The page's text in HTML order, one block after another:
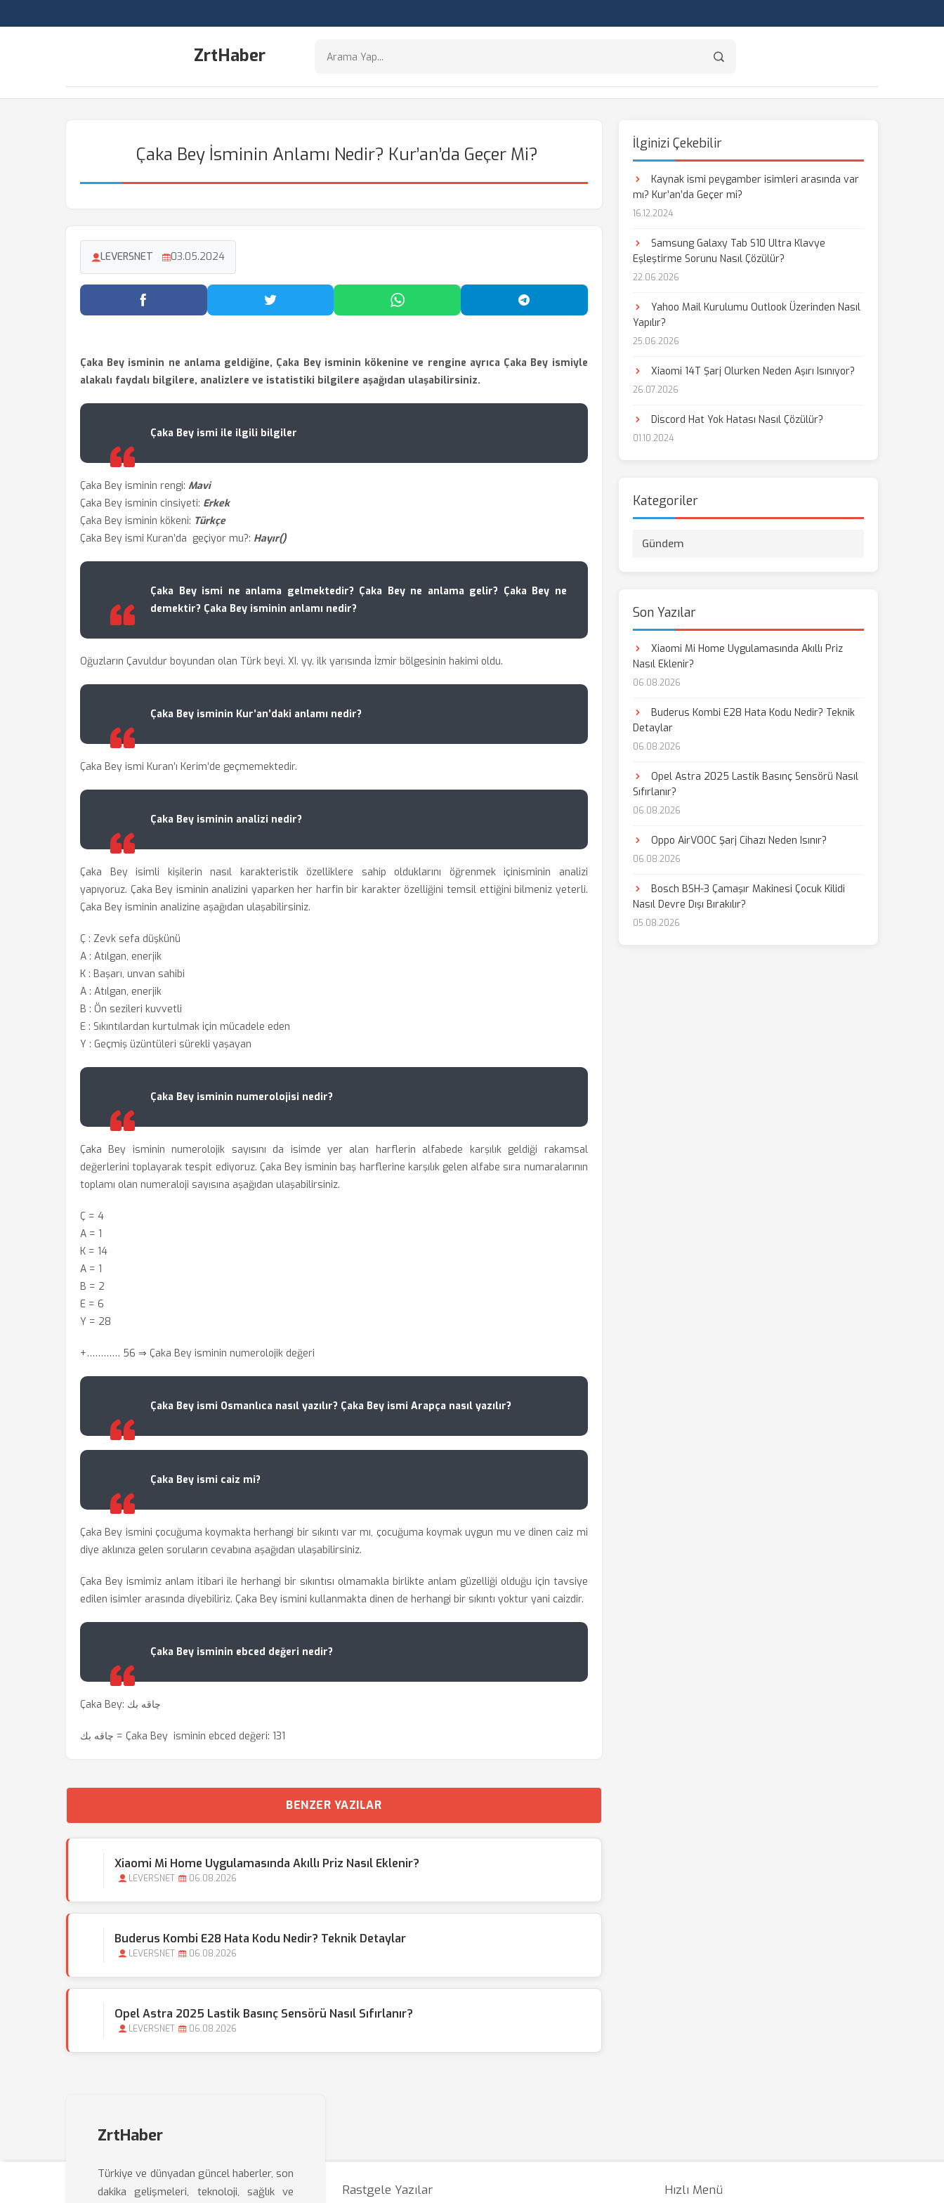
ZrtHaber
Çaka Bey İsminin Anlamı Nedir? Kur’an’da Geçer Mi?
LEVERSNET 03.05.2024
Facebook'ta Paylaş Twitter'da Paylaş WhatsApp'ta Paylaş Telegram'da Paylaş
Çaka Bey isminin ne anlama geldiğine, Çaka Bey isminin kökenine ve rengine ayrıca Çaka Bey ismiyle
alakalı faydalı bilgilere, analizlere ve istatistiki bilgilere aşağıdan ulaşabilirsiniz.
Çaka Bey ismi ile ilgili bilgiler
Çaka Bey isminin rengi: Mavi
Çaka Bey isminin cinsiyeti: Erkek
Çaka Bey isminin kökeni: Türkçe
Çaka Bey ismi Kuran’da geçiyor mu?: Hayır()
Çaka Bey ismi ne anlama gelmektedir? Çaka Bey ne anlama gelir? Çaka Bey ne
demektir? Çaka Bey isminin anlamı nedir?
Oğuzların Çavuldur boyundan olan Türk beyi. XI. yy. ilk yarısında İzmir bölgesinin hakimi oldu.
Çaka Bey isminin Kur’an’daki anlamı nedir?
Çaka Bey ismi Kuran’ı Kerim’de geçmemektedir.
Çaka Bey isminin analizi nedir?
Çaka Bey isimli kişilerin nasıl karakteristik özelliklere sahip olduklarını öğrenmek içinisminin analizi
yapıyoruz. Çaka Bey isminin analizini yaparken her harfin bir karakter özelliğini temsil ettiğini bilmeniz yeterli.
Çaka Bey isminin analizine aşağıdan ulaşabilirsiniz.
Ç : Zevk sefa düşkünü
A : Atılgan, enerjik
K : Başarı, unvan sahibi
A : Atılgan, enerjik
B : Ön sezileri kuvvetli
E : Sıkıntılardan kurtulmak için mücadele eden
Y : Geçmiş üzüntüleri sürekli yaşayan
Çaka Bey isminin numerolojisi nedir?
Çaka Bey isminin numerolojik sayısını da isimde yer alan harflerin alfabede karşılık geldiği rakamsal
değerlerini toplayarak tespit ediyoruz. Çaka Bey isminin baş harflerine karşılık gelen alfabe sıra numaralarının
toplamı olan numeraloji sayısına aşağıdan ulaşabilirsiniz.
Ç = 4
A = 1
K = 14
A = 1
B = 2
E = 6
Y = 28
+………… 56 ⇒ Çaka Bey isminin numerolojik değeri
Çaka Bey ismi Osmanlıca nasıl yazılır? Çaka Bey ismi Arapça nasıl yazılır?
Çaka Bey ismi caiz mi?
Çaka Bey ismini çocuğuma koymakta herhangi bir sıkıntı var mı, çocuğuma koymak uygun mu ve dinen caiz mi
diye aklınıza gelen soruların cevabına aşağıdan ulaşabilirsiniz.
Çaka Bey ismimiz anlam itibari ile herhangi bir sıkıntısı olmamakla birlikte anlam güzelliği olduğu için tavsiye
edilen isimler arasında diyebiliriz. Çaka Bey ismini kullanmakta dinen de herhangi bir sıkıntı yoktur yani caizdir.
Çaka Bey isminin ebced değeri nedir?
Çaka Bey: ‏چاقه بك
‏چاقه بك = Çaka Bey isminin ebced değeri: 131
BENZER YAZILAR
Xiaomi Mi Home Uygulamasında Akıllı Priz Nasıl Eklenir?
LEVERSNET 06.08.2026
Buderus Kombi E28 Hata Kodu Nedir? Teknik Detaylar
LEVERSNET 06.08.2026
Opel Astra 2025 Lastik Basınç Sensörü Nasıl Sıfırlanır?
LEVERSNET 06.08.2026
İlginizi Çekebilir
Kaynak ismi peygamber isimleri arasında var
mı? Kur’an’da Geçer mi?
16.12.2024
Samsung Galaxy Tab S10 Ultra Klavye
Eşleştirme Sorunu Nasıl Çözülür?
22.06.2026
Yahoo Mail Kurulumu Outlook Üzerinden Nasıl
Yapılır?
25.06.2026
Xiaomi 14T Şarj Olurken Neden Aşırı Isınıyor?
26.07.2026
Discord Hat Yok Hatası Nasıl Çözülür?
01.10.2024
Kategoriler
Gündem
Son Yazılar
Xiaomi Mi Home Uygulamasında Akıllı Priz
Nasıl Eklenir?
06.08.2026
Buderus Kombi E28 Hata Kodu Nedir? Teknik
Detaylar
06.08.2026
Opel Astra 2025 Lastik Basınç Sensörü Nasıl
Sıfırlanır?
06.08.2026
Oppo AirVOOC Şarj Cihazı Neden Isınır?
06.08.2026
Bosch BSH-3 Çamaşır Makinesi Çocuk Kilidi
Nasıl Devre Dışı Bırakılır?
05.08.2026
ZrtHaber
Türkiye ve dünyadan güncel haberler, son
dakika gelişmeleri, teknoloji, sağlık ve
Rastgele Yazılar Hızlı Menü